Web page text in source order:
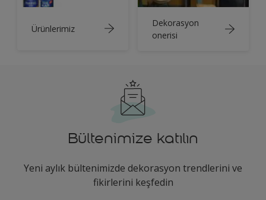
Ürünlerimiz
Dekorasyon
onerisi
Bültenimize katılın
Yeni aylık bültenimizde dekorasyon trendlerini ve
fikirlerini keşfedin